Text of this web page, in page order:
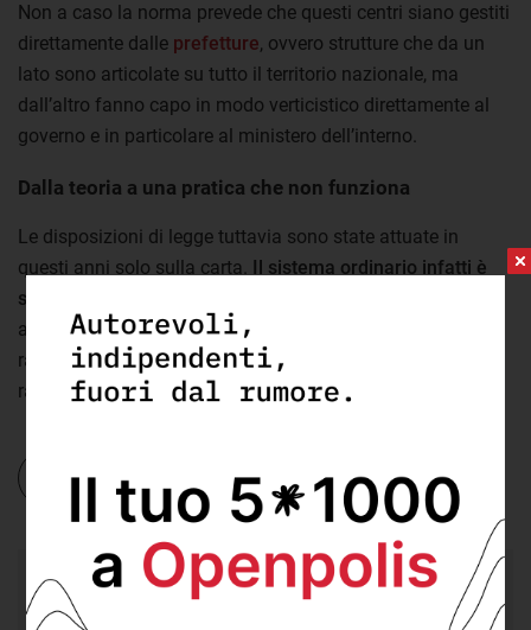
Non a caso la norma prevede che questi centri siano gestiti
direttamente dalle prefetture, ovvero strutture che da un
lato sono articolate su tutto il territorio nazionale, ma
dall’altro fanno capo in modo verticistico direttamente al
governo e in particolare al ministero dell’interno.
Dalla teoria a una pratica che non funziona
Le disposizioni di legge tuttavia sono state attuate in
questi anni solo sulla carta. Il sistema ordinario infatti è
sempre rimasto largamente minoritario
accoglienza straordinaria al contrario non hanno mai
rappresentato meno dei 2/3 dell’intero sistema,
raggiungendo picchi dell’86%.
2021
Vai al grafico.
65,5% delle persone presenti nei centri di